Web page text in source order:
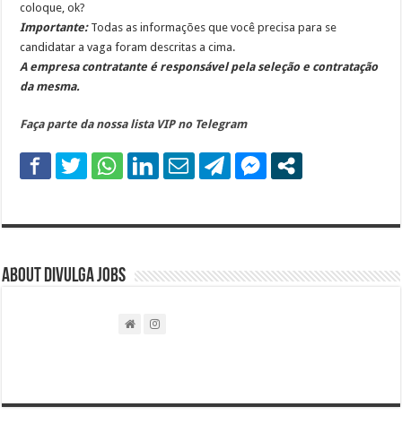
coloque, ok?
Importante:Todas as informações que você precisa para se
candidatar a vaga foram descritas a cima.
A empresa contratante é responsável pela seleção e contratação
da mesma.
Faça parte da nossa lista VIP no Telegram
About DIVULGA JOBS